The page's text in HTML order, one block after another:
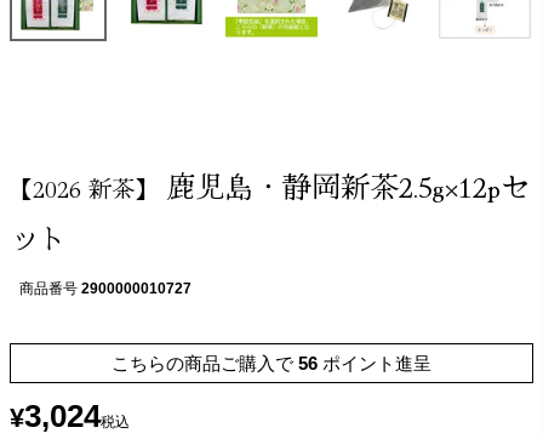
【2026 新茶】
鹿児島・静岡新茶2.5g×12pセ
ット
商品番号 2900000010727
こちらの商品ご購入で 56 ポイント進呈
¥3,024税込